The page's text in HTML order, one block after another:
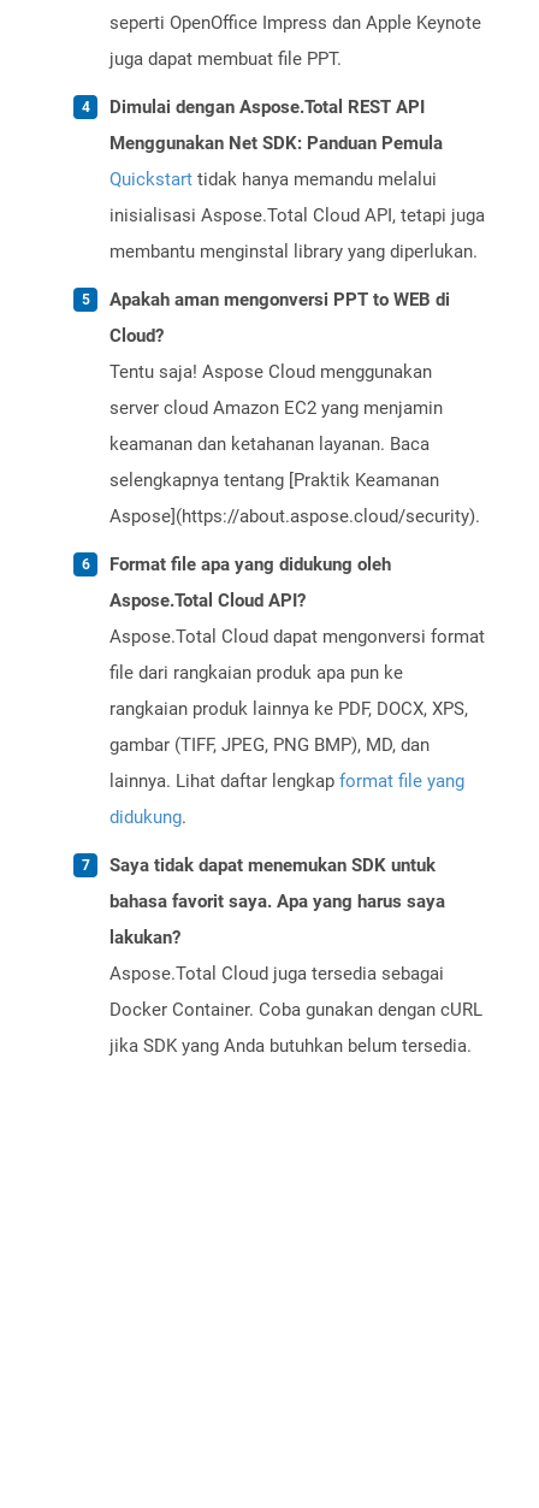
seperti OpenOffice Impress dan Apple Keynote
juga dapat membuat file PPT.
Dimulai dengan Aspose.Total REST API
Menggunakan Net SDK: Panduan Pemula
Quickstart tidak hanya memandu melalui
inisialisasi Aspose.Total Cloud API, tetapi juga
membantu menginstal library yang diperlukan.
Apakah aman mengonversi PPT to WEB di
Cloud?
Tentu saja! Aspose Cloud menggunakan
server cloud Amazon EC2 yang menjamin
keamanan dan ketahanan layanan. Baca
selengkapnya tentang [Praktik Keamanan
Aspose](https://about.aspose.cloud/security).
Format file apa yang didukung oleh
Aspose.Total Cloud API?
Aspose.Total Cloud dapat mengonversi format
file dari rangkaian produk apa pun ke
rangkaian produk lainnya ke PDF, DOCX, XPS,
gambar (TIFF, JPEG, PNG BMP), MD, dan
lainnya. Lihat daftar lengkap format file yang
didukung.
Saya tidak dapat menemukan SDK untuk
bahasa favorit saya. Apa yang harus saya
lakukan?
Aspose.Total Cloud juga tersedia sebagai
Docker Container. Coba gunakan dengan cURL
jika SDK yang Anda butuhkan belum tersedia.